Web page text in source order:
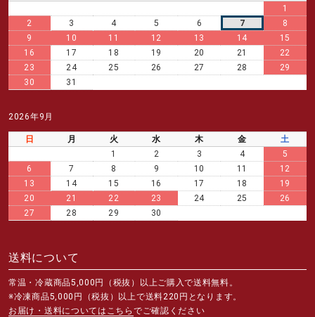
1
2
3 4 5 6 7
8
9
10 11 12 13 14
15
16
17 18 19 20 21
22
23
24 25 26 27 28
29
30
31
2026年9月
日 月 火 水 木 金
土
1
2 3 4
5
6
7 8 9 10 11
12
13
14 15 16 17 18
19
20
21 22 23 24 25
26
27
28 29 30
送料について
常温・冷蔵商品5,000円（税抜）以上ご購入で送料無料。
※冷凍商品5,000円（税抜）以上で送料220円となります。
お届け・送料についてはこちら でご確認ください